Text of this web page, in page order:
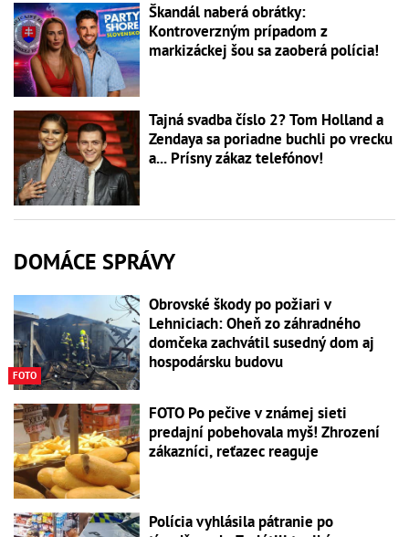
Škandál naberá obrátky:
Kontroverzným prípadom z
markizáckej šou sa zaoberá polícia!
Tajná svadba číslo 2? Tom Holland a
Zendaya sa poriadne buchli po vrecku
a... Prísny zákaz telefónov!
DOMÁCE SPRÁVY
FOTO
Obrovské škody po požiari v
Lehniciach: Oheň zo záhradného
domčeka zachvátil susedný dom aj
hospodársku budovu
FOTO Po pečive v známej sieti
predajní pobehovala myš! Zhrození
zákazníci, reťazec reaguje
Polícia vyhlásila pátranie po